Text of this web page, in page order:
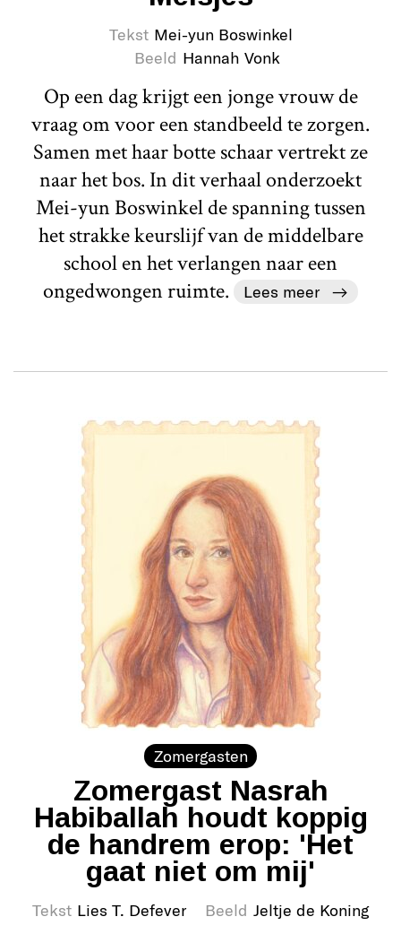
Tekst Mei-yun Boswinkel
Beeld Hannah Vonk
Op een dag krijgt een jonge vrouw de
vraag om voor een standbeeld te zorgen.
Samen met haar botte schaar vertrekt ze
naar het bos. In dit verhaal onderzoekt
Mei-yun Boswinkel de spanning tussen
het strakke keurslijf van de middelbare
school en het verlangen naar een
ongedwongen ruimte.
Lees meer
Zomergasten
Zomergast Nasrah
Habiballah houdt koppig
de handrem erop: 'Het
gaat niet om mij'
Tekst Lies T. Defever Beeld Jeltje de Koning